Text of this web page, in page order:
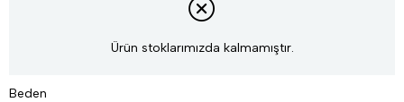
Ürün stoklarımızda kalmamıştır.
Beden